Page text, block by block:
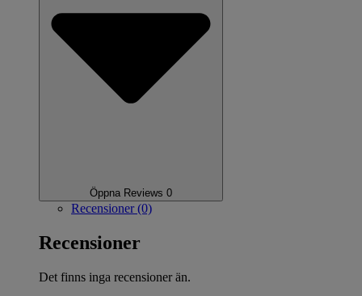
Öppna Reviews 0
Recensioner (0)
Recensioner
Det finns inga recensioner än.